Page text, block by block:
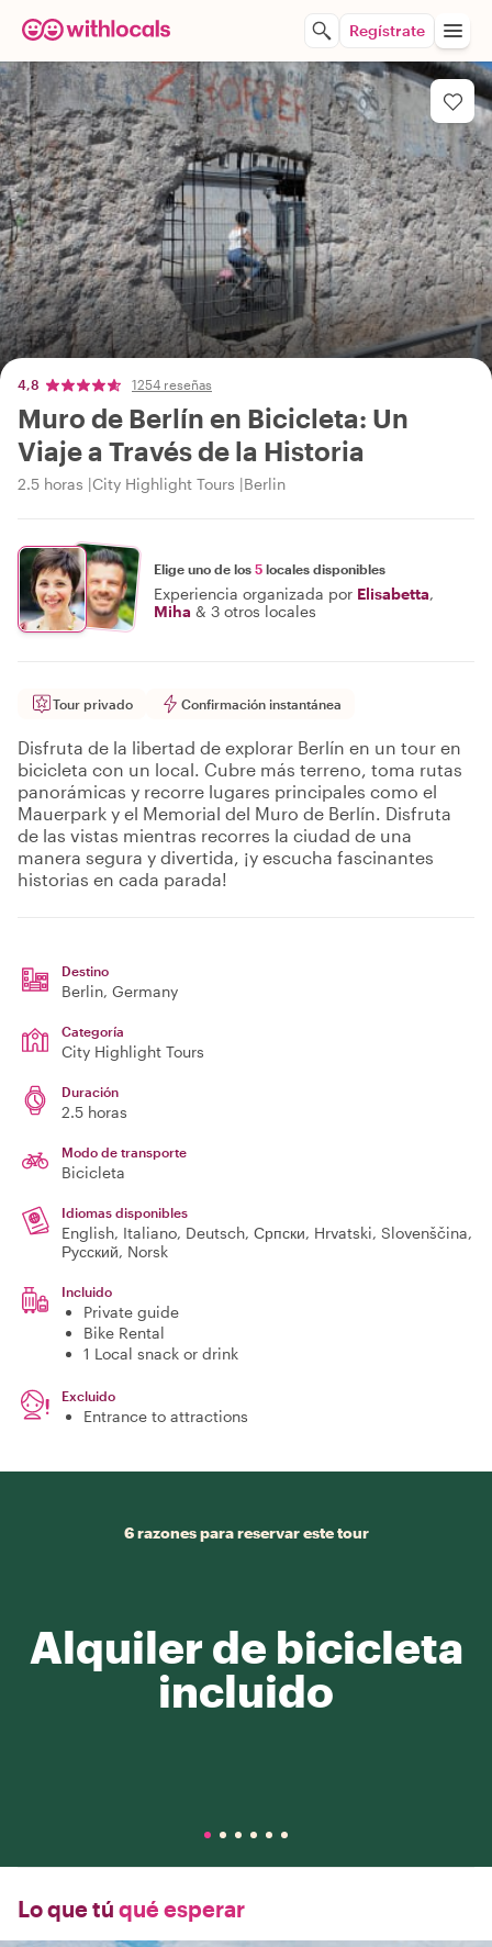
Regístrate
4,8 1254 reseñas
Muro de Berlín en Bicicleta: Un
Viaje a Través de la Historia
2.5 horas City Highlight Tours Berlin
Elige uno de los 5 locales disponibles
Experiencia organizada por Elisabetta,
Miha & 3 otros locales
Tour privado Confirmación instantánea
Disfruta de la libertad de explorar Berlín en un tour en
bicicleta con un local. Cubre más terreno, toma rutas
panorámicas y recorre lugares principales como el
Mauerpark y el Memorial del Muro de Berlín. Disfruta
de las vistas mientras recorres la ciudad de una
manera segura y divertida, ¡y escucha fascinantes
historias en cada parada!
Destino
Berlin, Germany
Categoría
City Highlight Tours
Duración
2.5 horas
Modo de transporte
Bicicleta
Idiomas disponibles
English, Italiano, Deutsch, Српски, Hrvatski, Slovenščina,
Русский, Norsk
Incluido
Private guide
Bike Rental
1 Local snack or drink
Excluido
Entrance to attractions
6 razones para reservar este tour
Alquiler de bicicleta
incluido
Lo que tú qué esperar